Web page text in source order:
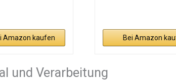
Amazon kaufen Bei Amazon
und Verarbeitung